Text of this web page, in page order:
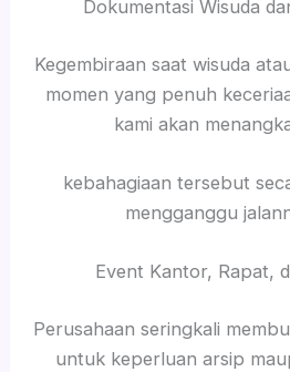
Dokumentasi Wisuda
Kegembiraan saat wisuda
momen yang penuh
kami akan
kebahagiaan tersebut
mengganggu
Event Kantor, Rapat,
Perusahaan seringkali
untuk keperluan arsip